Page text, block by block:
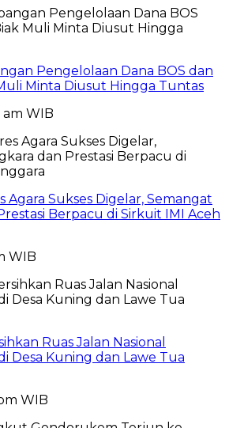
Pengelolaan Dana BOS dan
Minta Diusut Hingga Tuntas
am WIB
Agara Sukses Digelar, Semangat
Berpacu di Sirkuit IMI Aceh
WIB
Ruas Jalan Nasional
Desa Kuning dan Lawe Tua
WIB